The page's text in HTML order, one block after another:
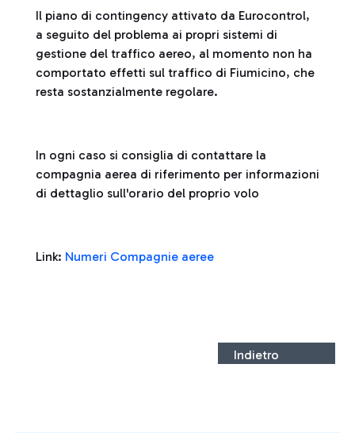
Il piano di contingency attivato da Eurocontrol,
a seguito del problema ai propri sistemi di
gestione del traffico aereo, al momento non ha
comportato effetti sul traffico di Fiumicino, che
resta sostanzialmente regolare.
In ogni caso si consiglia di contattare la
compagnia aerea di riferimento per informazioni
di dettaglio sull'orario del proprio volo
Link: Numeri Compagnie aeree
Indietro